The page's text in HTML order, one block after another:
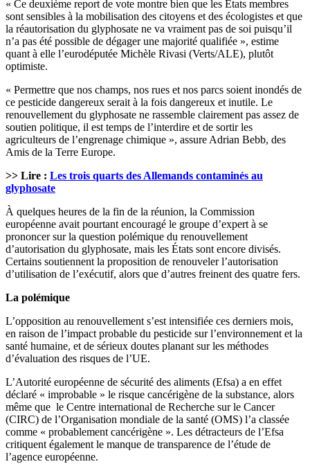
« Ce deuxième report de vote montre bien que les États membres
sont sensibles à la mobilisation des citoyens et des écologistes et que
la réautorisation du glyphosate ne va vraiment pas de soi puisqu’il
n’a pas été possible de dégager une majorité qualifiée », estime
quant à elle l’eurodéputée Michèle Rivasi (Verts/ALE), plutôt
optimiste.
« Permettre que nos champs, nos rues et nos parcs soient inondés de
ce pesticide dangereux serait à la fois dangereux et inutile. Le
renouvellement du glyphosate ne rassemble clairement pas assez de
soutien politique, il est temps de l’interdire et de sortir les
agriculteurs de l’engrenage chimique », assure Adrian Bebb, des
Amis de la Terre Europe.
>> Lire : Les trois quarts des Allemands contaminés au
glyphosate
À quelques heures de la fin de la réunion, la Commission
européenne avait pourtant encouragé le groupe d’expert à se
prononcer sur la question polémique du renouvellement
d’autorisation du glyphosate, mais les États sont encore divisés.
Certains soutiennent la proposition de renouveler l’autorisation
d’utilisation de l’exécutif, alors que d’autres freinent des quatre fers.
La polémique
L’opposition au renouvellement s’est intensifiée ces derniers mois,
en raison de l’impact probable du pesticide sur l’environnement et la
santé humaine, et de sérieux doutes planant sur les méthodes
d’évaluation des risques de l’UE.
L’Autorité européenne de sécurité des aliments (Efsa) a en effet
déclaré « improbable » le risque cancérigène de la substance, alors
même que le Centre international de Recherche sur le Cancer
(CIRC) de l’Organisation mondiale de la santé (OMS) l’a classée
comme « probablement cancérigène ». Les détracteurs de l’Efsa
critiquent également le manque de transparence de l’étude de
l’agence européenne.